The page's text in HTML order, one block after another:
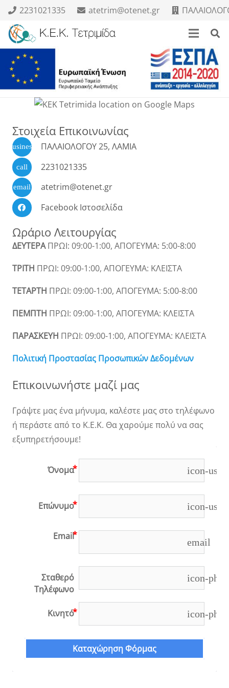
2231021335 atetrim@otenet.gr
Στοιχεία Επικοινωνίας
business ΠΑΛΑΙΟΛΟΓΟΥ 25, ΛΑΜΙΑ
call 2231021335
email
atetrim@otenet.gr
Facebook Ιστοσελίδα
Ωράριο Λειτουργίας
ΔΕΥΤΕΡΑΠΡΩΙ: 09:00-1:00, ΑΠΟΓΕΥΜΑ: 5:00-8:00
ΤΡΙΤΗ ΠΡΩΙ: 09:00-1:00, ΑΠΟΓΕΥΜΑ: ΚΛΕΙΣΤΑ
ΤΕΤΑΡΤΗ ΠΡΩΙ: 09:00-1:00, ΑΠΟΓΕΥΜΑ: 5:00-8:00
ΠΕΜΠΤΗ ΠΡΩΙ: 09:00-1:00, ΑΠΟΓΕΥΜΑ: ΚΛΕΙΣΤΑ
ΠΑΡΑΣΚΕΥΗ ΠΡΩΙ: 09:00-1:00, ΑΠΟΓΕΥΜΑ: ΚΛΕΙΣΤΑ
Πολιτική Προστασίας Προσωπικών Δεδομένων
Επικοινωνήστε μαζί μας
Γράψτε μας ένα μήνυμα, καλέστε μας στο τηλέφωνο
ή περάστε από το Κ.Ε.Κ. Θα χαρούμε πολύ να σας
εξυπηρετήσουμε!
Όνομα icon-user
Επώνυμο icon-user
Email
email
Σταθερό
Τηλέφωνο
icon-
Κινητό icon-
Καταχώρηση Φόρμας